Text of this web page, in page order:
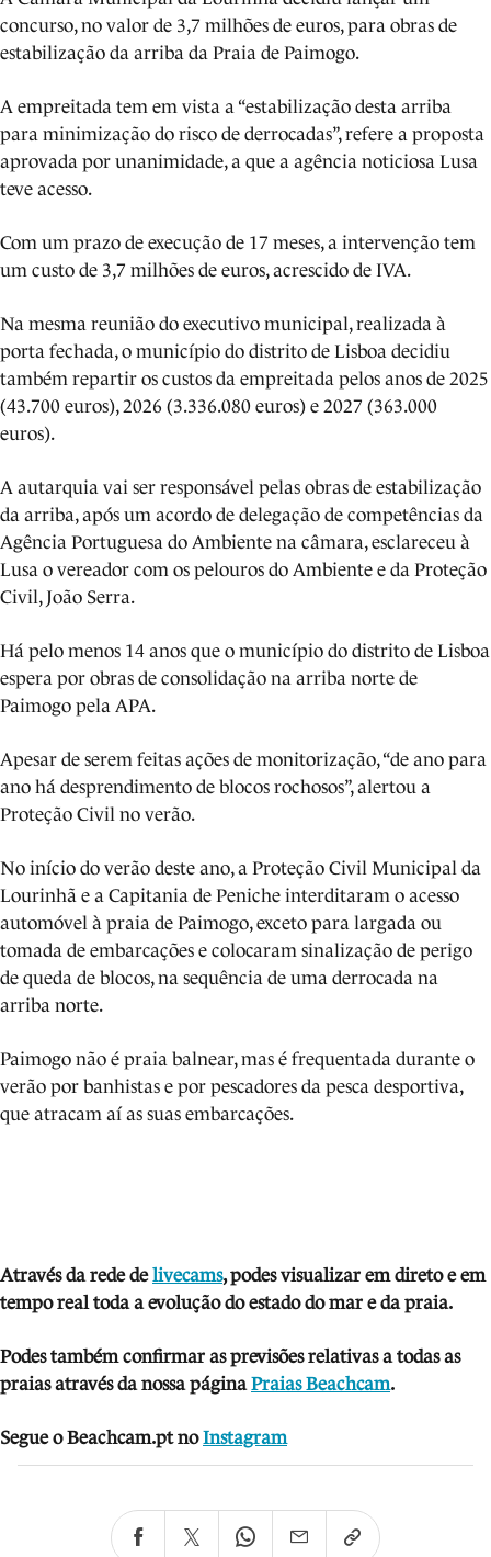
concurso, no valor de 3,7 milhões de euros, para obras de
estabilização da arriba da Praia de Paimogo.
A empreitada tem em vista a “estabilização desta arriba
para minimização do risco de derrocadas”, refere a proposta
aprovada por unanimidade, a que a agência noticiosa Lusa
teve acesso.
Com um prazo de execução de 17 meses, a intervenção tem
um custo de 3,7 milhões de euros, acrescido de IVA.
Na mesma reunião do executivo municipal, realizada à
porta fechada, o município do distrito de Lisboa decidiu
também repartir os custos da empreitada pelos anos de 2025
(43.700 euros), 2026 (3.336.080 euros) e 2027 (363.000
euros).
A autarquia vai ser responsável pelas obras de estabilização
da arriba, após um acordo de delegação de competências da
Agência Portuguesa do Ambiente na câmara, esclareceu à
Lusa o vereador com os pelouros do Ambiente e da Proteção
Civil, João Serra.
Há pelo menos 14 anos que o município do distrito de Lisboa
espera por obras de consolidação na arriba norte de
Paimogo pela APA.
Apesar de serem feitas ações de monitorização, “de ano para
ano há desprendimento de blocos rochosos”, alertou a
Proteção Civil no verão.
No início do verão deste ano, a Proteção Civil Municipal da
Lourinhã e a Capitania de Peniche interditaram o acesso
automóvel à praia de Paimogo, exceto para largada ou
tomada de embarcações e colocaram sinalização de perigo
de queda de blocos, na sequência de uma derrocada na
arriba norte.
Paimogo não é praia balnear, mas é frequentada durante o
verão por banhistas e por pescadores da pesca desportiva,
que atracam aí as suas embarcações.
Através da rede delivecams, podes visualizar em direto e em
tempo real toda a evolução do estado do mar e da praia.
Podes também confirmar as previsões relativas a todas as
praias através da nossa páginaPraias Beachcam.
Segue o Beachcam.pt no Instagram